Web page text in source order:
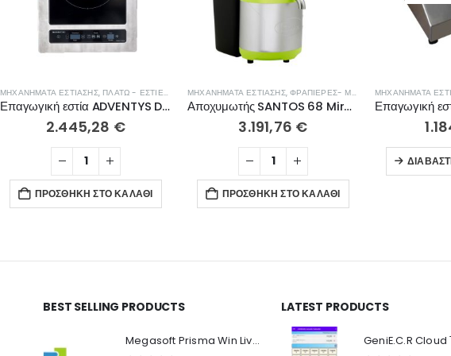
ΜΗΧΑΝΉΜΑΤΑ ΕΣΤΊΑΣΗΣ, ΠΛΑΤΏ - ΕΣΤΊΕΣ ΨΗΣΊΜΑΤΟΣ
Επαγωγική εστία ADVENTYS DRIC3600 GADV
2.445,28 €
ΠΡΟΣΘΉΚΗ ΣΤΟ ΚΑΛΆΘΙ
ΜΗΧΑΝΉΜΑΤΑ ΕΣΤΊΑΣΗΣ,ΦΡΑΠΙΈΡΕΣ- ΜΠΛΈΝΤΕΡ- ΑΠΟΧΥΜΩΤΈΣ
Αποχυμωτής SANTOS 68 Miracle Edition
3.191,76 €
ΠΡΟΣΘΉΚΗ ΣΤΟ ΚΑΛΆΘΙ
ΜΗΧΑΝΉΜΑΤΑ
BEST SELLING PRODUCTS
Megasoft Prisma Win Live Viewer
LATEST PRODUCTS
Ο Λογαριασμός μου